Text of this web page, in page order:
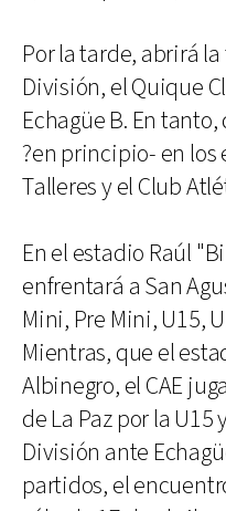
Por la tarde, abrirá
División, el Quique
Echagüe B. En
?en principio- en los
Talleres y el Club
En el estadio Raúl
enfrentará a San
Mini, Pre Mini, U15,
Mientras, que el
Albinegro, el CAE
de La Paz por la
División ante
partidos, el